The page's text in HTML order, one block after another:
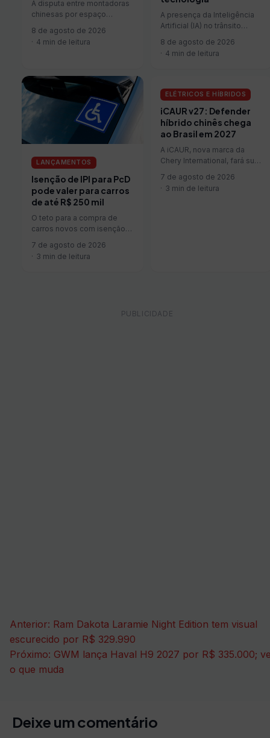
A disputa entre montadoras
chinesas por espaço
um novo capítulo. A Jetour,
marca do…
8 de agosto de 2026
4 min de leitura
A presença da Inteligência
Artificial (IA) no trânsito
significativa em rodovias e
vias urbanas nos…
8 de agosto de 2026
4 min de leitura
LANÇAMENTOS
Isenção de IPI para PcD
pode valer para carros
de até R$ 250 mil
O teto para a compra de
carros novos com isenção
deficiência (PcD) e…
7 de agosto de 2026
3 min de leitura
ELÉTRICOS E HÍBRIDOS
iCAUR v27: Defender
híbrido chinês chega
ao Brasil em 2027
A iCAUR, nova marca da
Chery International, fará sua
durante o Festival de
Interlagos, entre 27 e 30 de
7 de agosto de 2026
3 min de leitura
Navegação
de
Post
Anterior: Ram Dakota Laramie Night Edition tem visual
escurecido por R$ 329.990
Próximo: GWM lança Haval H9 2027 por R$ 335.000;
o que muda
Deixe um comentário